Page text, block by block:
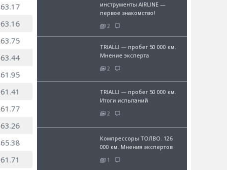
63.17
63.16
63.75
63.44
61.95
61.41
61.77
63.26
65.38
61.71
инструменты AIRLINE —
первое знакомство!
2
TRIALLI — пробег 50 000 км.
Мнение эксперта
2
TRIALLI — пробег 50 000 км.
Итоги испытаний
2
Компрессоры ТОЛВО. 126
000 км. Мнения экспертов
1